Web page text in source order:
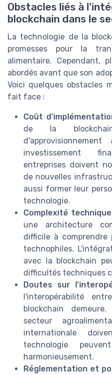
Obstacles liés à
blockchain dans le
La technologie de la
promesses pour la
alimentaire. Cependant,
abordés avant que son
Voici quelques obstacles
fait face :
Coût
de la
investissement
entreprises doivent
de nouvelles
aussi former leur
technologie.
Complexité technique
une architecture
difficile à
technophiles.
avec la blockchain
difficultés techniques
Doutes sur
l'interopérabilité
blockchain
secteur
internationale
technologie
harmonieusement.
Réglementation et